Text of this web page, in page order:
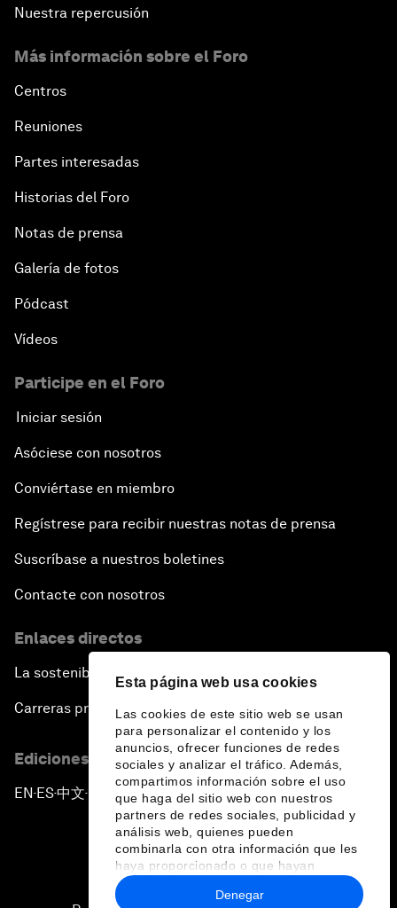
Esta página web usa cookies
Las cookies de este sitio web se usan
para personalizar el contenido y los
anuncios, ofrecer funciones de redes
sociales y analizar el tráfico. Además,
compartimos información sobre el uso
que haga del sitio web con nuestros
partners de redes sociales, publicidad y
análisis web, quienes pueden
combinarla con otra información que les
haya proporcionado o que hayan
recopilado a partir del uso que haya
hecho de sus servicios.
Denegar
Nuestra repercusión
Más información sobre el Foro
Centros
Reuniones
Partes interesadas
Historias del Foro
Notas de prensa
Galería de fotos
Pódcast
Vídeos
Participe en el Foro
Iniciar sesión
Asóciese con nosotros
Conviértase en miembro
Regístrese para recibir nuestras notas de prensa
Suscríbase a nuestros boletines
Contacte con nosotros
Enlaces directos
La sostenibilidad en el Foro
Carreras profesionales
Ediciones en otros idiomas
EN ▪ ES▪中文▪ 日本語